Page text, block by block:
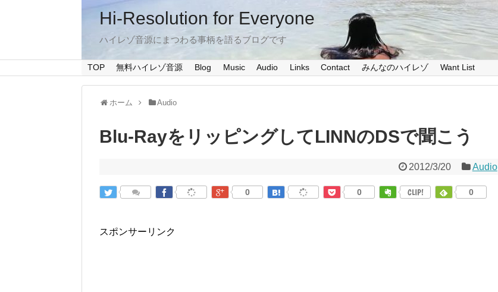
Hi-Resolution for Everyone
ハイレゾ音源にまつわる事柄を語るブログです
TOP 無料ハイレゾ音源 Blog Music Audio Links Contact みんなのハイレゾ Want List
ホーム Audio
Blu-RayをリッピングしてLINNのDSで聞こう
2012/3/20 Audio
0 0 CLIP! 0
スポンサーリンク